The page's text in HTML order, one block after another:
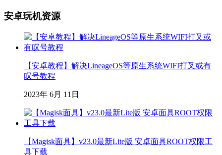
安卓玩机资源
【安卓教程】解决LineageOS等原生系统WIFI打叉或有
叹号教程
2023年 6月 11日
【Magisk面具】v23.0最新Lite版 安卓面具ROOT权限工
具下载